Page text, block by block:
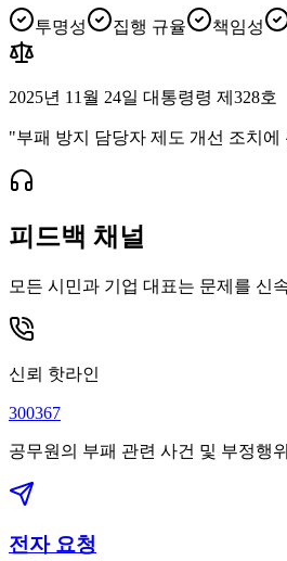
투명성 집행 규율 책임성
2025년 11월 24일 대통령령 제328호
"부패 방지 담당자 제도 개선 조치에
피드백 채널
모든 시민과 기업 대표는 문제를 신
신뢰 핫라인
300367
공무원의 부패 관련 사건 및 부정행
전자 요청